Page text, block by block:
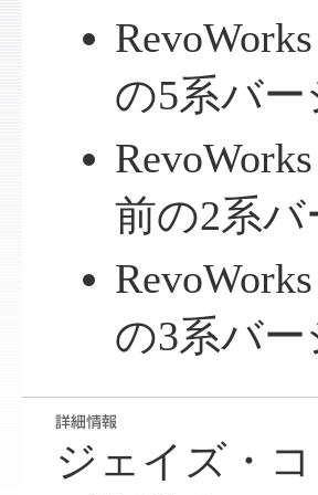
の5系バー
前の2系バ
の3系バー
ジェイズ・